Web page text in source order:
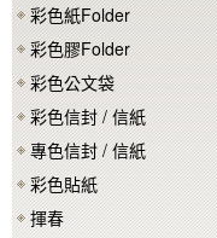
彩色紙Folder
彩色膠Folder
彩色公文袋
彩色信封 / 信紙
專色信封 / 信紙
彩色貼紙
揮春